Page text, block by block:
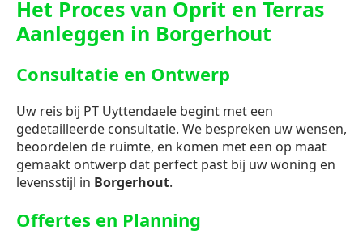
Het Proces van Oprit en Terras
Aanleggen in Borgerhout
Consultatie en Ontwerp
Uw reis bij PT Uyttendaele begint met een
gedetailleerde consultatie. We bespreken uw wensen,
beoordelen de ruimte, en komen met een op maat
gemaakt ontwerp dat perfect past bij uw woning en
levensstijl in Borgerhout.
Offertes en Planning